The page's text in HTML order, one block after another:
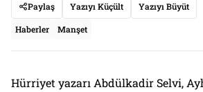
Paylaş
Yazıyı Küçült Yazıyı Büyüt
Haberler Manşet
Hürriyet yazarı Abdülkadir Selvi,